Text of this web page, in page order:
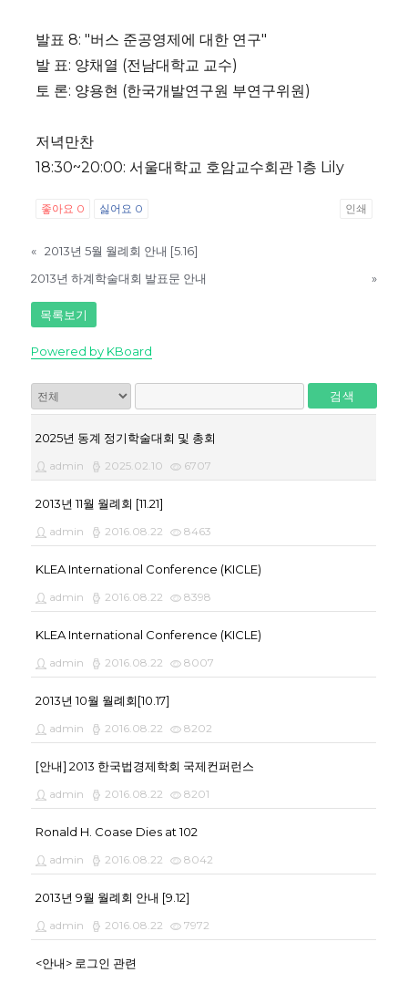
발표 8: "버스 준공영제에 대한 연구"
발 표: 양채열 (전남대학교 교수)
토 론: 양용현 (한국개발연구원 부연구위원)
저녁만찬
18:30~20:00: 서울대학교 호암교수회관 1층 Lily
좋아요 0 싫어요 0 인쇄
« 2013년 5월 월례회 안내 [5.16]
2013년 하계학술대회 발표문 안내
»
목록보기
Powered by KBoard
검색
2025년 동계 정기학술대회 및 총회
admin 2025.02.10 6707
2013년 11월 월례회 [11.21]
admin 2016.08.22 8463
KLEA International Conference (KICLE)
admin 2016.08.22 8398
KLEA International Conference (KICLE)
admin 2016.08.22 8007
2013년 10월 월례회[10.17]
admin 2016.08.22 8202
[안내] 2013 한국법경제학회 국제컨퍼런스
admin 2016.08.22 8201
Ronald H. Coase Dies at 102
admin 2016.08.22 8042
2013년 9월 월례회 안내 [9.12]
admin 2016.08.22 7972
<안내> 로그인 관련